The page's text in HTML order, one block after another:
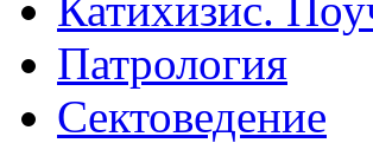
Катихизис.
Патрология
Сектоведение